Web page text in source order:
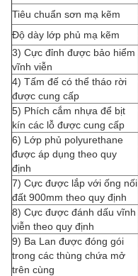
Tiêu chuẩn sơn mạ kẽm
Độ dày lớp phủ mạ kẽm
3) Cực đỉnh được bảo hiểm
vĩnh viễn
4) Tấm đế có thể tháo rời
được cung cấp
5) Phích cắm nhựa để bịt
kín các lỗ được cung cấp
6) Lớp phủ polyurethane
được áp dụng theo quy
định
7) Cực được lắp với ống nối
đất 900mm theo quy định
8) Cực được đánh dấu vĩnh
viễn theo quy định
9) Ba Lan được đóng gói
trong các thùng chứa mở
trên cùng